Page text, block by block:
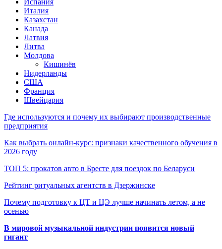
Испания
Италия
Казахстан
Канада
Латвия
Литва
Молдова
Кишинёв
Нидерланды
США
Франция
Швейцария
Где используются и почему их выбирают производственные
предприятия
Как выбрать онлайн-курс: признаки качественного обучения в
2026 году
ТОП 5: прокатов авто в Бресте для поездок по Беларуси
Рейтинг ритуальных агентств в Дзержинске
Почему подготовку к ЦТ и ЦЭ лучше начинать летом, а не
осенью
В мировой музыкальной индустрии появится новый
гигант